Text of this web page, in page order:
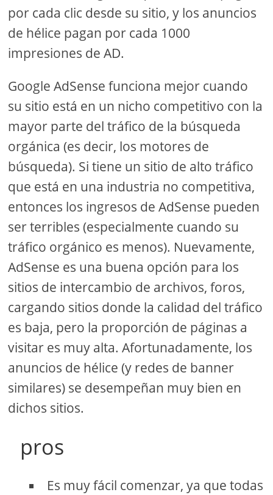
por cada clic desde su sitio, y los anuncios
de hélice pagan por cada 1000
impresiones de AD.
Google AdSense funciona mejor cuando
su sitio está en un nicho competitivo con la
mayor parte del tráfico de la búsqueda
orgánica (es decir, los motores de
búsqueda). Si tiene un sitio de alto tráfico
que está en una industria no competitiva,
entonces los ingresos de AdSense pueden
ser terribles (especialmente cuando su
tráfico orgánico es menos). Nuevamente,
AdSense es una buena opción para los
sitios de intercambio de archivos, foros,
cargando sitios donde la calidad del tráfico
es baja, pero la proporción de páginas a
visitar es muy alta. Afortunadamente, los
anuncios de hélice (y redes de banner
similares) se desempeñan muy bien en
dichos sitios.
pros
Es muy fácil comenzar, ya que todas